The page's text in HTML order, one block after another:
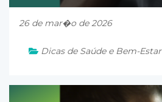
26 de mar�o de 2026
Dicas de Saúde e Bem-Estar